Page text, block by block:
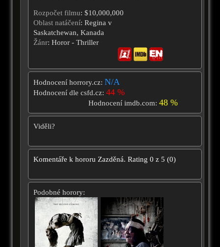
Rozpočet filmu: $10,000,000
Oblast natáčení: Regina v
Saskatchewan, Kanada
Žánr: Horor - Thriller
Hodnocení horrory.cz: N/A
Hodnocení dle csfd.cz: 44 %
Hodnocení imdb.com:48 %
Viděli?
Komentáře k hororu Zazděná. Rating 0 z 5 (0)
Podobné horory: